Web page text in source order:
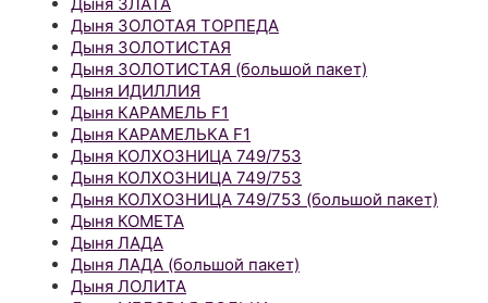
Дыня ЗОЛОТАЯ ТОРПЕДА
Дыня ЗОЛОТИСТАЯ
Дыня ЗОЛОТИСТАЯ (большой пакет)
Дыня ИДИЛЛИЯ
Дыня КАРАМЕЛЬ F1
Дыня КАРАМЕЛЬКА F1
Дыня КОЛХОЗНИЦА 749/753
Дыня КОЛХОЗНИЦА 749/753
Дыня КОЛХОЗНИЦА 749/753 (большой пакет)
Дыня КОМЕТА
Дыня ЛАДА
Дыня ЛАДА (большой пакет)
Дыня ЛОЛИТА